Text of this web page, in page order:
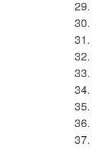
29.
30.
31.
32.
33.
34.
35.
36.
37.